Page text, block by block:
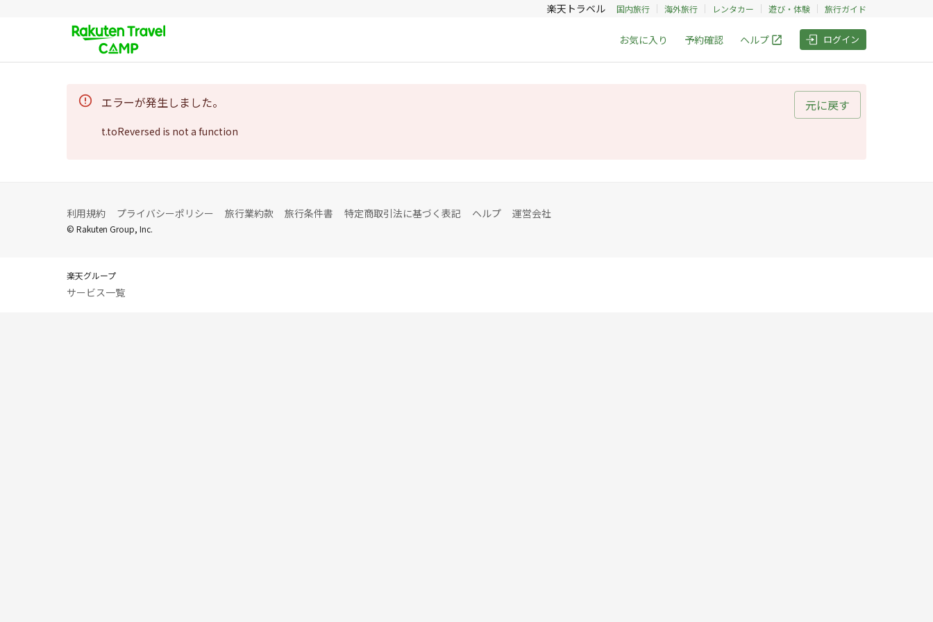
楽天トラベル 国内旅行 海外旅行 レンタカー 遊び・体験 旅行ガイド
お気に入り 予約確認 ヘルプ ログイン
エラーが発生しました。
t.toReversed is not a function
元に戻す
利用規約 プライバシーポリシー 旅行業約款 旅行条件書 特定商取引法に基づく表記 ヘルプ 運営会社
© Rakuten Group, Inc.
楽天グループ
サービス一覧